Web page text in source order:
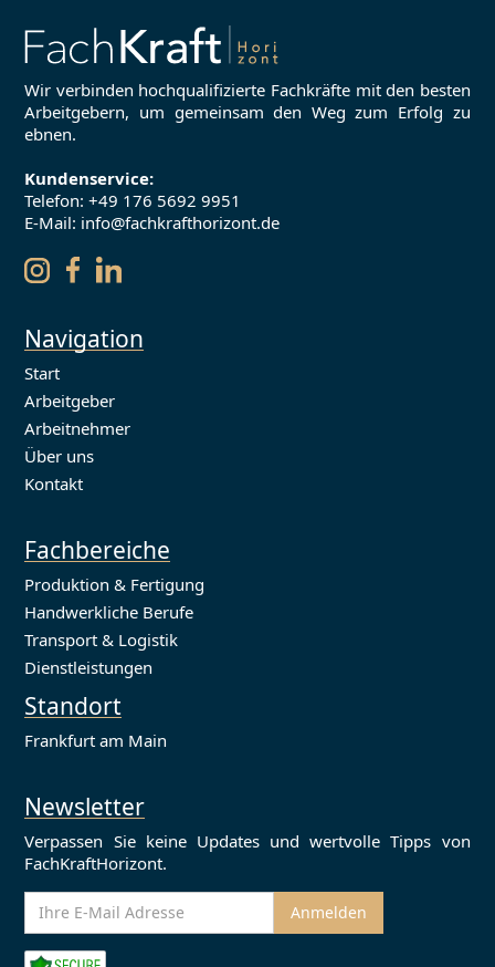
Wir verbinden hochqualifizierte Fachkräfte mit den besten
Arbeitgebern, um gemeinsam den Weg zum Erfolg zu
ebnen.
Kundenservice:
Telefon:+49 176 5692 9951
E-Mail: info@fachkrafthorizont.de
Navigation
Start
Arbeitgeber
Arbeitnehmer
Über uns
Kontakt
Fachbereiche
Produktion & Fertigung
Handwerkliche Berufe
Transport & Logistik
Dienstleistungen
Standort
Frankfurt am Main
Newsletter
Verpassen Sie keine Updates und wertvolle Tipps von
FachKraftHorizont.